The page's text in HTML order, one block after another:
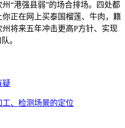
“港强县弱”的场合排场。四处都
正在网上买泰国榴莲、牛肉，籍
将来五年冲击更高P方针、实现
。
疑
、检测场景的定位